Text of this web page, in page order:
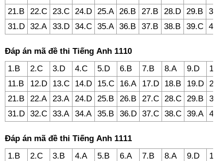
21.B
22.C 23.C 24.D 25.A 26.B 27.B 28.D 29.B
31.D 32.A 33.D 34.C 35.A 36.B 37.B 38.B 39.C
Đáp án mã đề thi Tiếng Anh 1110
1.B
2.C 3.D 4.C 5.D 6.B 7.B 8.A 9.D
11.B
12.D 13.C 14.D 15.C 16.A 17.D 18.B 19.D
21.B
22.A 23.A 24.D 25.B 26.B 27.C 28.C 29.B
31.D 32.C 33.A 34.A 35.B 36.D 37.C 38.C 39.A
Đáp án mã đề thi Tiếng Anh 1111
1.B
2.C 3.B 4.A 5.B 6.A 7.B 8.A 9.D